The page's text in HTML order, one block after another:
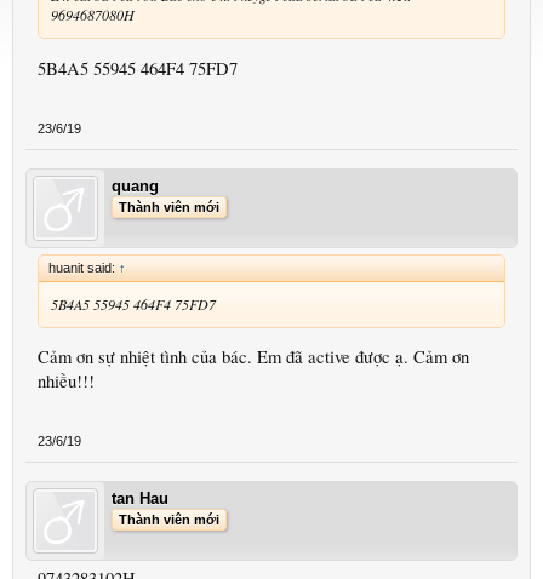
9694687080H
5B4A5 55945 464F4 75FD7
23/6/19
quang
Thành viên mới
huanit said: ↑
5B4A5 55945 464F4 75FD7
Cảm ơn sự nhiệt tình của bác. Em đã active được ạ. Cảm ơn
nhiều!!!
23/6/19
tan Hau
Thành viên mới